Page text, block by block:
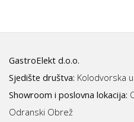
GastroElekt d.o.o.
Sjedište društva: Kolodvorska
Showroom i poslovna lokacija:
Odranski Obrež